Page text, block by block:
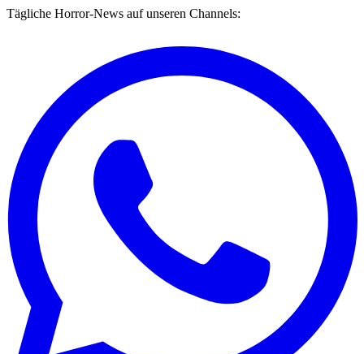
Tägliche Horror-News auf unseren Channels: